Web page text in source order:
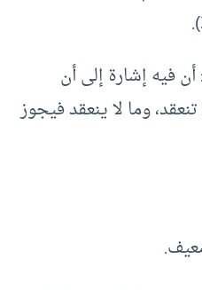
فيه إشارة إلى أن
وما لا ينعقد فيجوز